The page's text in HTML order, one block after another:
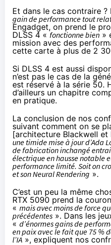
Et dans le cas contraire ?
gain de performance tout
Engadget, on prend le
DLSS 4 «fonctionne bien »
mission avec des
cette carte à plus de 2
Si DLSS 4 est aussi
n’est pas le cas de la
est réservé à la série 50.
d’ailleurs un chapitre
en pratique.
La conclusion de nos
suivant comment on se
[architecture Blackwell et
une timide mise à jour d’Ada
de fabrication inchangé
électrique en hausse notable
performance limité. Soit on
et son Neural Rendering ».
C’est un peu la même
RTX 5090 prend la
« mais avec moins de force
précédentes ». Dans les
« d’énormes gains de
en paix avec le fait que 75 %
l’IA», expliquent nos